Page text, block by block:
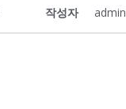
작성자 admin